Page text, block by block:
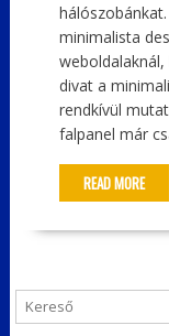
minimalista
divat a
rendkívül
falpanel már
READ MORE